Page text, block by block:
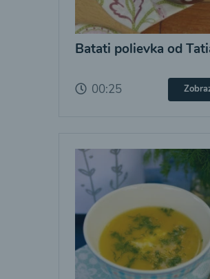
Batati polievka od
00:25